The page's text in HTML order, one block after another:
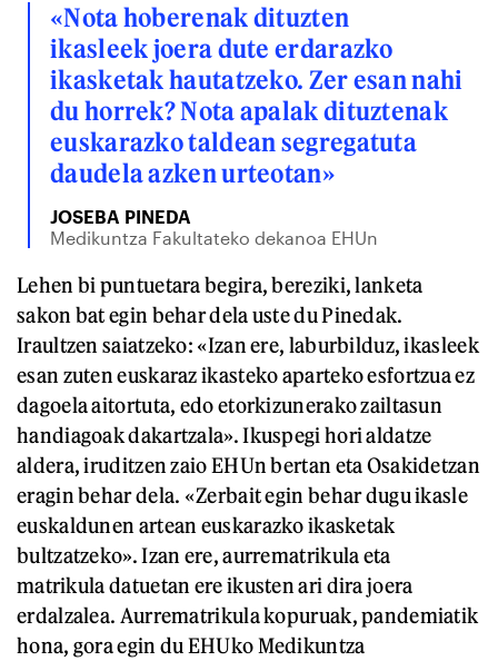
«Nota hoberenak dituzten
ikasleek joera dute erdarazko
ikasketak hautatzeko. Zer esan nahi
du horrek? Nota apalak dituztenak
euskarazko taldean segregatuta
daudela azken urteotan»
JOSEBA PINEDA
Medikuntza Fakultateko dekanoa EHUn
Lehen bi puntuetara begira, bereziki, lanketa
sakon bat egin behar dela uste du Pinedak.
Iraultzen saiatzeko: «Izan ere, laburbilduz, ikasleek
esan zuten euskaraz ikasteko aparteko esfortzua ez
dagoela aitortuta, edo etorkizunerako zailtasun
handiagoak dakartzala». Ikuspegi hori aldatze
aldera, iruditzen zaio EHUn bertan eta Osakidetzan
eragin behar dela. «Zerbait egin behar dugu ikasle
euskaldunen artean euskarazko ikasketak
bultzatzeko». Izan ere, aurrematrikula eta
matrikula datuetan ere ikusten ari dira joera
erdalzalea. Aurrematrikula kopuruak, pandemiatik
hona, gora egin du EHUko Medikuntza